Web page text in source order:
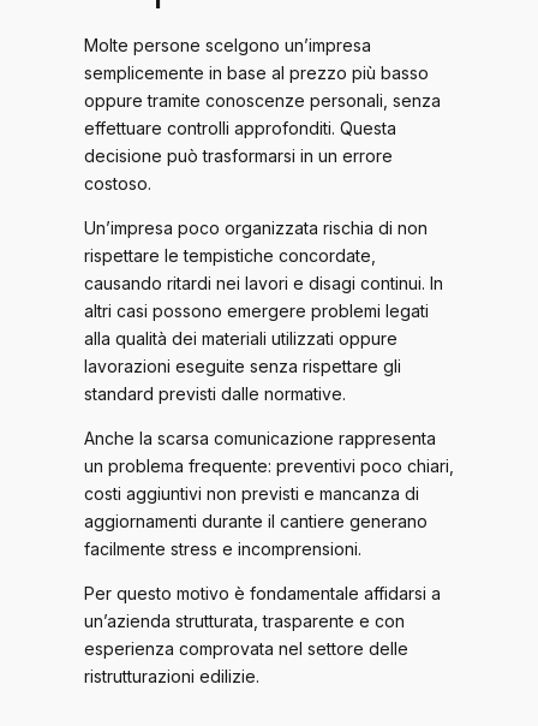
Molte persone scelgono un’impresa
semplicemente in base al prezzo più basso
oppure tramite conoscenze personali, senza
effettuare controlli approfonditi. Questa
decisione può trasformarsi in un errore
costoso.
Un’impresa poco organizzata rischia di non
rispettare le tempistiche concordate,
causando ritardi nei lavori e disagi continui. In
altri casi possono emergere problemi legati
alla qualità dei materiali utilizzati oppure
lavorazioni eseguite senza rispettare gli
standard previsti dalle normative.
Anche la scarsa comunicazione rappresenta
un problema frequente: preventivi poco chiari,
costi aggiuntivi non previsti e mancanza di
aggiornamenti durante il cantiere generano
facilmente stress e incomprensioni.
Per questo motivo è fondamentale affidarsi a
un’azienda strutturata, trasparente e con
esperienza comprovata nel settore delle
ristrutturazioni edilizie.